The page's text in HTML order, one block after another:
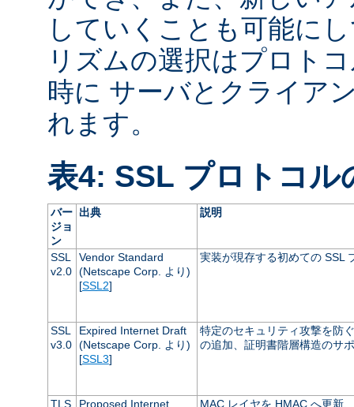
していくことも可能に
リズムの選択はプロト
時に サーバとクライア
れます。
表4: SSL プロトコル
バー
ジョ
ン
出典 説明
SSL
v2.0
Vendor Standard
(Netscape Corp. より)
[SSL2]
実装が現存する初めての SSL
SSL
v3.0
Expired Internet Draft
(Netscape Corp. より)
[SSL3]
特定のセキュリティ攻撃を防
の追加、証明書階層構造のサ
TLS Proposed Internet MAC レイヤを HMAC へ更新